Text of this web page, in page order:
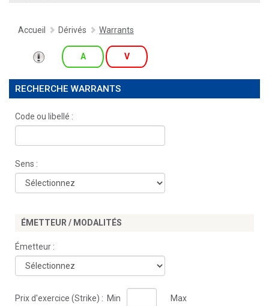
Accueil Dérivés Warrants
A V
RECHERCHE WARRANTS
Code ou libellé :
Sens :
ÉMETTEUR / MODALITÉS
Émetteur :
Prix d'exercice (Strike) : Min Max